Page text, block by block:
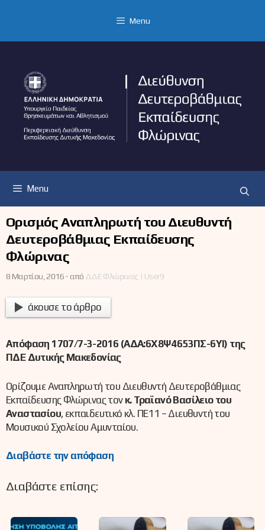
Menu
Menu
Ορισμός Αναπληρωτή του Διευθυντή
Δευτεροβάθμιας Εκπαίδευσης
Φλώρινας
8 Μαρτίου, 2016 -από ΔΔΕ Φλώρινας | User9
άκουσε το άρθρο
Απόφαση 1707/7-3-2016 (ΑΔΑ:6Χ8Ψ4653ΠΣ-6ΥΙ) της
ΠΔΕ Δυτικής Μακεδονίας
Ορίζουμε Αναπληρωτή του Διευθυντή Δευτεροβάθμιας
Εκπαίδευσης Φλώρινας τον κ. Τραϊανό Βασίλειο του
Αναστασίου, εκπαιδευτικό κλ. ΠΕ11 – Διευθυντή του
Μουσικού Σχολείου Αμυνταίου.
Διαβάστε την απόφαση
Διαβάστε επίσης: